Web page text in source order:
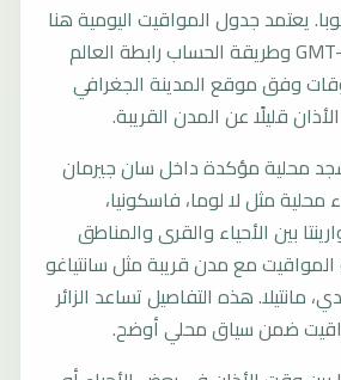
يعتمد جدول المواقيت اليومية هنا
على التوقيت المحلي GMT-4 وطريقة الحساب رابطة العالم
وفق موقع المدينة الجغرافي
قليلًا عن المدن القريبة.
محلية مؤكدة داخل سان جيرمان
مثل لا لوما، فاسكونيا،
بين الأحياء والقرى والمناطق
المواقيت مع مدن قريبة مثل سانتياغو
مانتيلا. هذه التفاصيل تساعد الزائر
ضمن سياق محلي أوضح.